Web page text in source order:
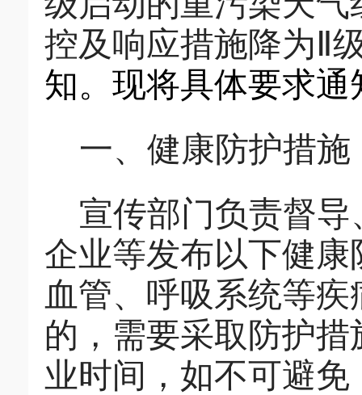
控及响应措施降为 Ⅱ
知。 现将具体要求通
一、 健康防护措施
宣传部门负责督导
企业等发布以下健
血管、呼吸系统等
的，需要采取防护
业时间，如不可避